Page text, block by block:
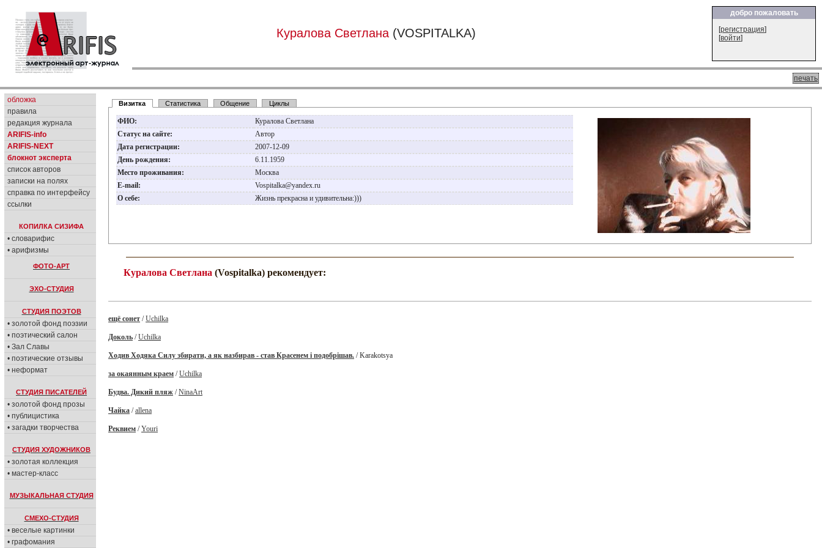
Куралова Светлана (VOSPITALKA)
добро пожаловать
[регистрация]
[войти]
печать
обложка
правила
редакция журнала
ARIFIS-info
ARIFIS-NEXT
блокнот эксперта
список авторов
записки на полях
справка по интерфейсу
ссылки
КОПИЛКА СИЗИФА
• словарифис
• арифизмы
ФОТО-АРТ
ЭХО-СТУДИЯ
СТУДИЯ ПОЭТОВ
• золотой фонд поэзии
• поэтический салон
• Зал Славы
• поэтические отзывы
• неформат
СТУДИЯ ПИСАТЕЛЕЙ
• золотой фонд прозы
• публицистика
• загадки творчества
СТУДИЯ ХУДОЖНИКОВ
• золотая коллекция
• мастер-класс
МУЗЫКАЛЬНАЯ СТУДИЯ
СМЕХО-СТУДИЯ
• веселые картинки
• графомания
Визитка Статистика Общение Циклы
ФИО:
Куралова Светлана
Статус на сайте:
Автор
Дата регистрации:
2007-12-09
День рождения:
6.11.1959
Место проживания:
Москва
E-mail:
Vospitalka@yandex.ru
О себе:
Жизнь прекрасна и удивительна:)))
Куралова Светлана (Vospitalka) рекомендует:
ещё сонет /Uchilka
Доколь /Uchilka
Ходив Ходяка Силу збирати, а як назбирав - став Красенем і подобрішав. / Karakotsya
за окаянным краем /Uchilka
Будва. Дикий пляж /NinaArt
Чайка /allena
Реквием /Youri